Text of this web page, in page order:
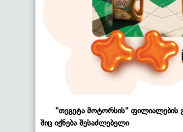
"თეგეტა მოტორსის" ფილიალების
შიც იქნება შესაძლებელი